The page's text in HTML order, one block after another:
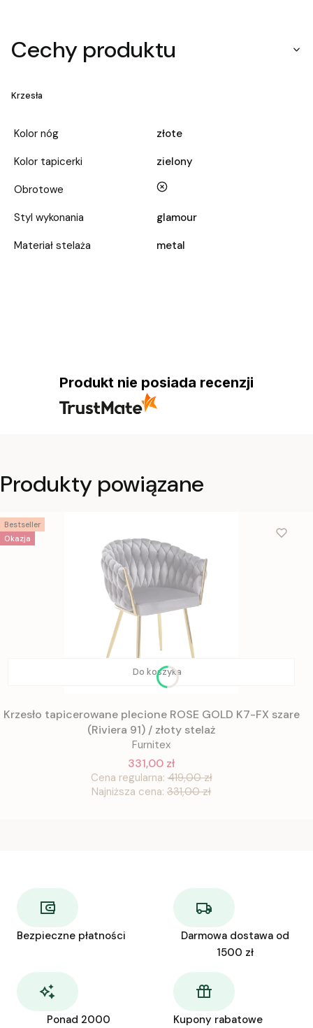
Cechy produktu
Krzesła
Kolor nóg
złote
Kolor tapicerki
zielony
Obrotowe
nie
Styl wykonania
glamour
Materiał stelaża
metal
Produkt nie posiada recenzji
Produkty powiązane
Okazja
Bestseller
Do koszyka
Krzesło tapicerowane plecione ROSE GOLD K7-FX szare
(Riviera 91) / złoty stelaż
Furnitex
331,00 zł
Cena regularna: 419,00 zł
Najniższa cena: 331,00 zł
Bezpieczne płatności
Darmowa dostawa od
1500 zł
Ponad 2000
Kupony rabatowe